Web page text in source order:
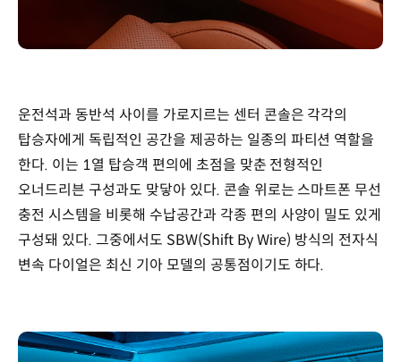
운전석과 동반석 사이를 가로지르는 센터 콘솔은 각각의
탑승자에게 독립적인 공간을 제공하는 일종의 파티션 역할을
한다. 이는 1열 탑승객 편의에 초점을 맞춘 전형적인
오너드리븐 구성과도 맞닿아 있다. 콘솔 위로는 스마트폰 무선
충전 시스템을 비롯해 수납공간과 각종 편의 사양이 밀도 있게
구성돼 있다. 그중에서도 SBW(Shift By Wire) 방식의 전자식
변속 다이얼은 최신 기아 모델의 공통점이기도 하다.